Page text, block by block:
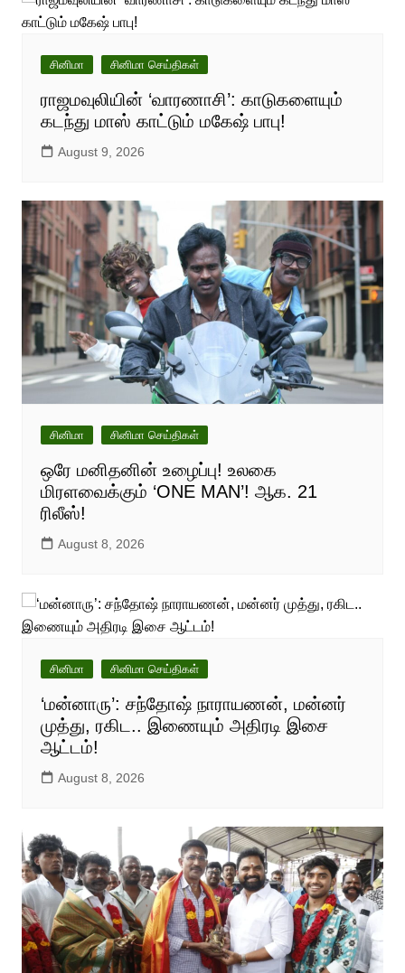
சினிமா சினிமா செய்திகள்
ராஜமவுலியின் ‘வாரணாசி’: காடுகளையும்
கடந்து மாஸ் காட்டும் மகேஷ் பாபு!
August 9, 2026
சினிமா சினிமா செய்திகள்
ஒரே மனிதனின் உழைப்பு! உலகை
மிரளவைக்கும் ‘ONE MAN’! ஆக. 21
ரிலீஸ்!
August 8, 2026
சினிமா சினிமா செய்திகள்
‘மன்னாரு’: சந்தோஷ் நாராயணன், மன்னர்
முத்து, ரகிட.. இணையும் அதிரடி இசை
ஆட்டம்!
August 8, 2026